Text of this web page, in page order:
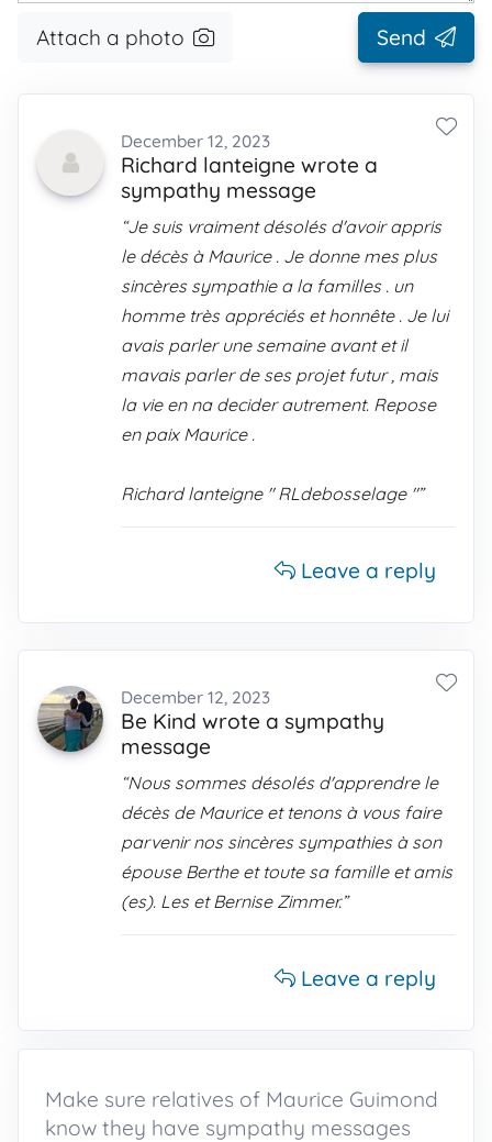
Attach a photo Send
December 12, 2023
Richard lanteigne wrote a
sympathy message
“Je suis vraiment désolés d'avoir appris
le décès à Maurice . Je donne mes plus
sincères sympathie a la familles . un
homme très appréciés et honnête . Je lui
avais parler une semaine avant et il
mavais parler de ses projet futur , mais
la vie en na decider autrement. Repose
en paix Maurice .
Richard lanteigne " RLdebosselage "”
Leave a reply
December 12, 2023
Be Kind wrote a sympathy
message
“Nous sommes désolés d'apprendre le
décès de Maurice et tenons à vous faire
parvenir nos sincères sympathies à son
épouse Berthe et toute sa famille et amis
(es). Les et Bernise Zimmer.”
Leave a reply
Make sure relatives of Maurice Guimond
know they have sympathy messages